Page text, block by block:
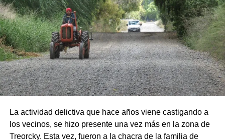
La actividad delictiva que hace años viene castigando a
los vecinos, se hizo presente una vez más en la zona de
Treorcky. Esta vez, fueron a la chacra de la familia de